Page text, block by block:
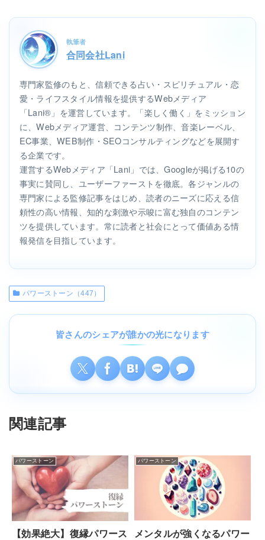
執筆者
合同会社Lani
専門家監修のもと、信頼できる占い・スピリチュアル・恋
愛・ライフスタイル情報を提供するWebメディア
「Lani®」を運営しています。「楽しく働く」をミッション
に、Webメディア運営、コンテンツ制作、音楽レーベル、
EC事業、WEB制作・SEOコンサルティングなどを展開す
る企業です。
運営するWebメディア「Lani」では、Googleが掲げる10の
事実に賛同し、ユーザーファーストを徹底。各ジャンルの
専門家による監修記事をはじめ、読者のニーズに応える信
頼性の高い情報、知的な刺激や示唆に富む独自のコンテン
ツを提供しています。常に読者と社会にとって価値ある情
報発信を目指しています。
パワーストーン（447）
皆さんのシェアが誰かの光になります
関連記事
パワーストーン
【効果絶大】復縁パワース
パワーストーン
メンタルが強くなるパワー